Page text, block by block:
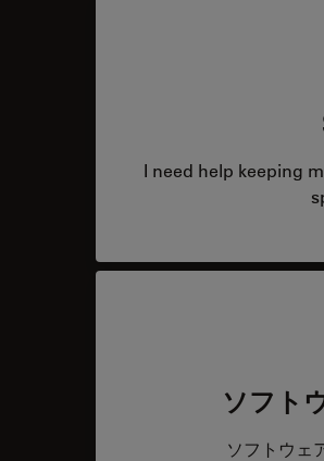
I need help keeping
ソフト
ソフトウェ